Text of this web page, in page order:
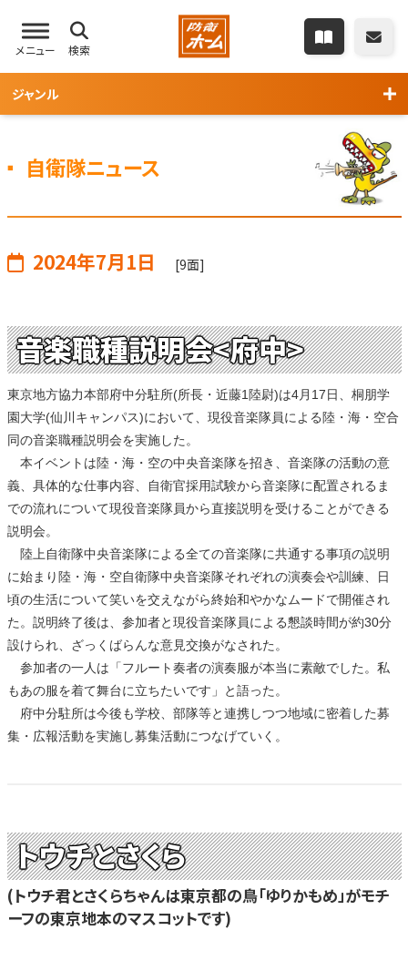
メニュー 検索
ジャンル
自衛隊ニュース
2024年7月1日 [9面]
音楽職種説明会<府中>
東京地方協力本部府中分駐所(所長・近藤1陸尉)は4月17日、桐朋学
園大学(仙川キャンパス)において、現役音楽隊員による陸・海・空合
同の音楽職種説明会を実施した。
本イベントは陸・海・空の中央音楽隊を招き、音楽隊の活動の意
義、具体的な仕事内容、自衛官採用試験から音楽隊に配置されるま
での流れについて現役音楽隊員から直接説明を受けることができる
説明会。
陸上自衛隊中央音楽隊による全ての音楽隊に共通する事項の説明
に始まり陸・海・空自衛隊中央音楽隊それぞれの演奏会や訓練、日
頃の生活について笑いを交えながら終始和やかなムードで開催され
た。説明終了後は、参加者と現役音楽隊員による懇談時間が約30分
設けられ、ざっくばらんな意見交換がなされた。
参加者の一人は「フルート奏者の演奏服が本当に素敵でした。私
もあの服を着て舞台に立ちたいです」と語った。
府中分駐所は今後も学校、部隊等と連携しつつ地域に密着した募
集・広報活動を実施し募集活動につなげていく。
トウチとさくら
(トウチ君とさくらちゃんは東京都の鳥「ゆりかもめ」がモチ
ーフの東京地本のマスコットです)